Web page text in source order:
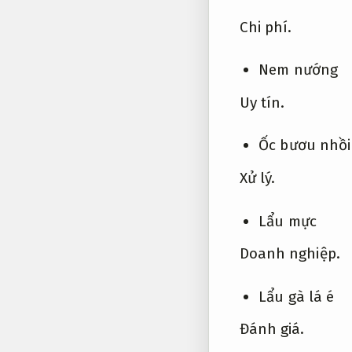
Chi phí.
Nem nướng
Uy tín.
Ốc bươu
Xử lý.
Lẩu mực
Doanh nghiệp.
Lẩu gà lá é
Đánh giá.